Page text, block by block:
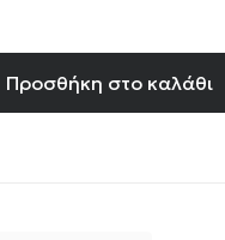
Προσθήκη στο καλάθι